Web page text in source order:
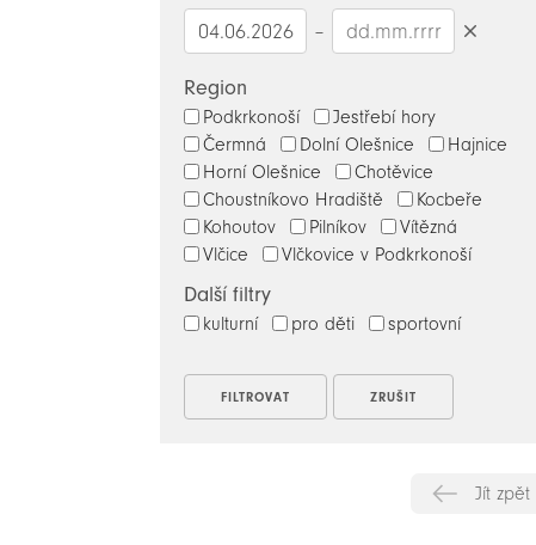
–
Region
Podkrkonoší
Jestřebí hory
Čermná
Dolní Olešnice
Hajnice
Horní Olešnice
Chotěvice
Choustníkovo Hradiště
Kocbeře
Kohoutov
Pilníkov
Vítězná
Vlčice
Vlčkovice v Podkrkonoší
Další filtry
kulturní pro děti sportovní
Jít zpět